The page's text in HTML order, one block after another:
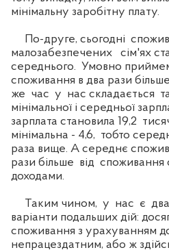
мінімальну заробітну плату.
По-друге, сьогодні
малозабезпечених сім'ях
середнього. Умовно
споживання в два рази
же час у нас складається
мінімальної і середньої
зарплата становила 19,2
мінімальна - 4,6, тобто
раза вище. А середнє
рази більше від споживання
доходами.
Таким чином, у нас є два
варіанти подальших дій:
споживання з урахуванням
непрацездатним, або ж